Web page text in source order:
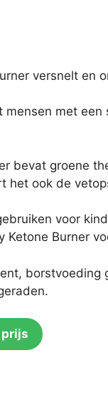
versnelt en
mensen met
bevat groene
het ook de
voor
Ketone Burner
prijs